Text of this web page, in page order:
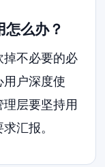
么办？
掉不必要的必
户深度使
层要坚持用
汇报。